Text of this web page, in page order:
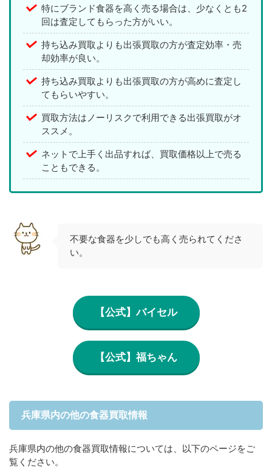
特にブランド食器を高く売る場合は、少なくとも2
回は査定してもらった方がいい。
持ち込み買取よりも出張買取の方が査定効率・売
却効率が良い。
持ち込み買取よりも出張買取の方が高めに査定し
てもらいやすい。
買取方法はノーリスクで利用できる出張買取がオ
ススメ。
ネットで上手く出品すれば、買取価格以上で売る
こともできる。
不要な食器を少しでも高く売られてくださ
い。
【公式】バイセル
【公式】福ちゃん
兵庫県内の他の食器買取情報
兵庫県内の他の食器買取情報については、以下のページをご
覧ください。